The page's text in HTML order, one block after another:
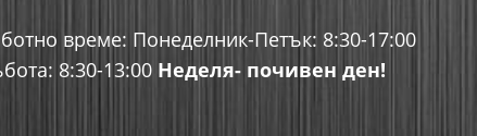
време: Понеделник-Петък: 8:30-17:00
8:30-13:00 Неделя- почивен ден!